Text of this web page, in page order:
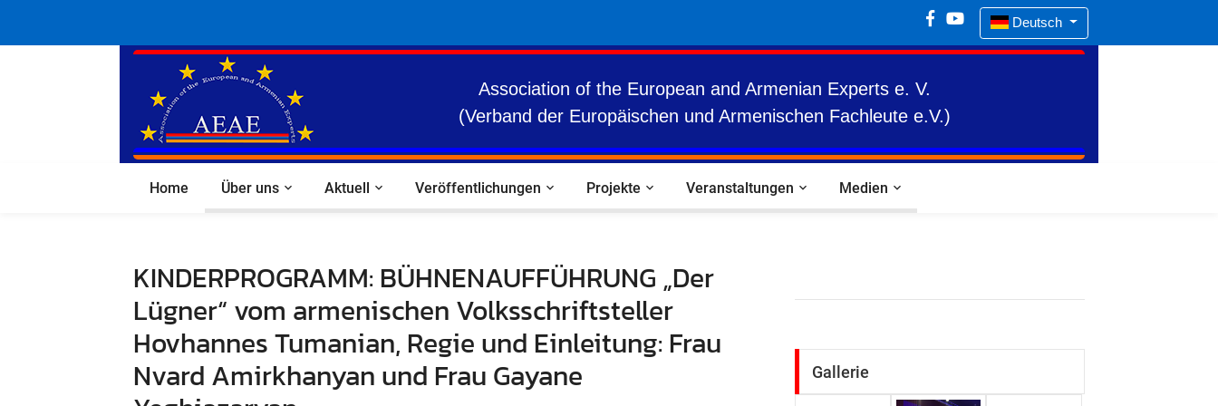
Deutsch
Association of the European and Armenian Experts e. V.
(Verband der Europäischen und Armenischen Fachleute e.V.)
Home Über uns Aktuell Veröffentlichungen Projekte Veranstaltungen Medien
KINDERPROGRAMM: BÜHNENAUFFÜHRUNG „Der
Lügner“ vom armenischen Volksschriftsteller
Hovhannes Tumanian, Regie und Einleitung: Frau
Nvard Amirkhanyan und Frau Gayane
Gallerie